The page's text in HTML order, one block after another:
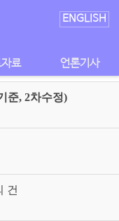
ENGLISH
료 언론기사
준, 2차수정)
건